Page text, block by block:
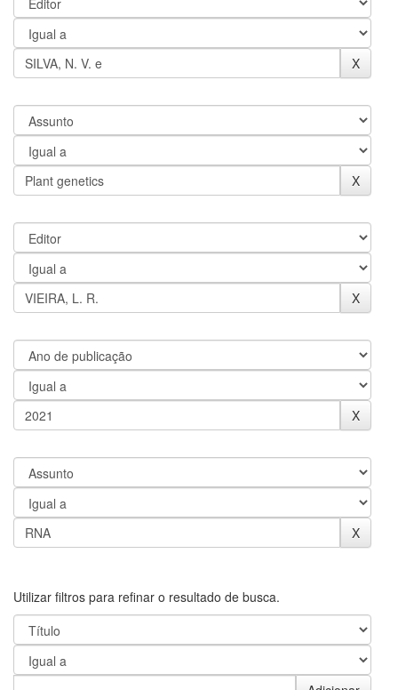
Utilizar filtros para refinar o resultado de busca.